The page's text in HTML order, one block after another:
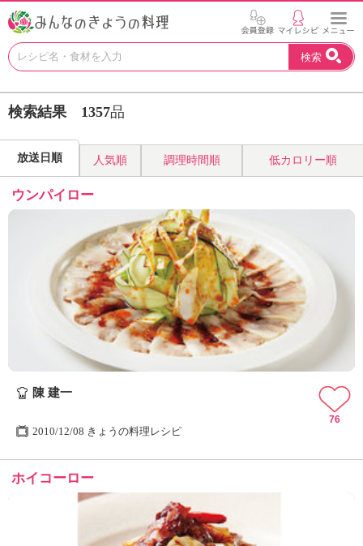
お
い
ピ
を
見
け
よ
う
。
N
H
K
エ
デ
ョ
み
ん
な
検索
検索結果 1357品
放送日順 人気順 調理時間順 低カロリー順
ウンパイロー
陳 建一
2010/12/08 きょうの料理レシピ
76
ホイコーロー